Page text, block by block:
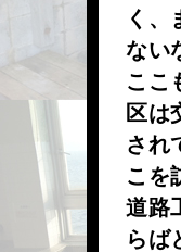
く、
ない
ここ
区は
され
こを
道路
らば